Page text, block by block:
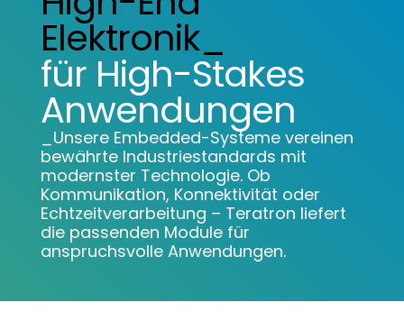
Elektronik_
für High-Stakes
Anwendungen
_Unsere Embedded-Systeme vereinen
bewährte Industriestandards mit
modernster Technologie. Ob
Kommunikation, Konnektivität oder
Echtzeitverarbeitung – Teratron liefert
die passenden Module für
anspruchsvolle Anwendungen.